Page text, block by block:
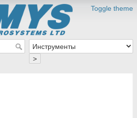
Toggle theme
>